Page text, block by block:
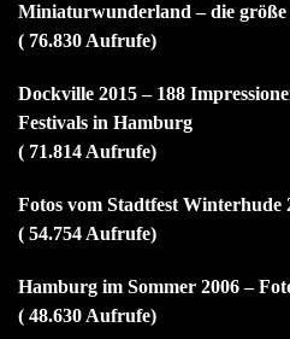
Miniaturwunderland – die größe
( 76.830 Aufrufe)
Dockville 2015 – 188
Festivals in Hamburg
( 71.814 Aufrufe)
Fotos vom Stadtfest Winterhude
( 54.754 Aufrufe)
Hamburg im Sommer 2006 –
( 48.630 Aufrufe)